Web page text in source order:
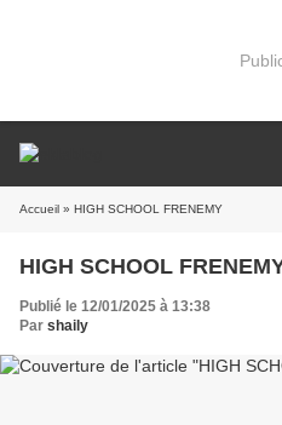
Accueil » HIGH SCHOOL FRENEMY
HIGH SCHOOL
Publié le 12/01/2025 à 13:38
Par shaily